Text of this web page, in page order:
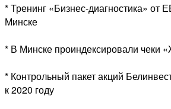
* Тренинг «Бизнес-диагностика» от
Минске
* В Минске проиндексировали чеки
* Контрольный пакет акций
к 2020 году